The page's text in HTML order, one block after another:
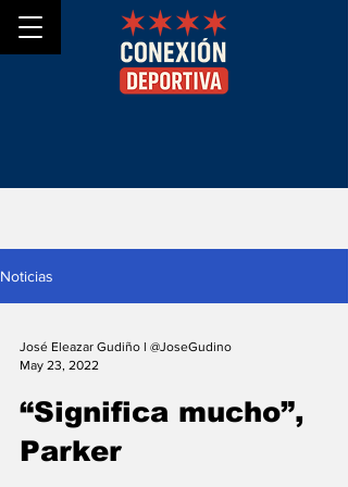
Noticias
José Eleazar Gudiño l @JoseGudino
May 23, 2022
“Significa mucho”,
Parker